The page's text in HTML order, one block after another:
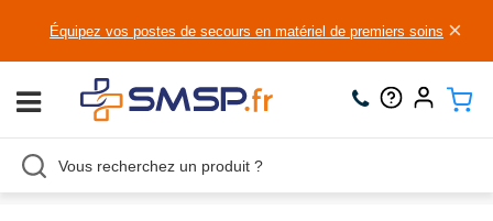
Équipez vos postes de secours en matériel de premiers soins ×